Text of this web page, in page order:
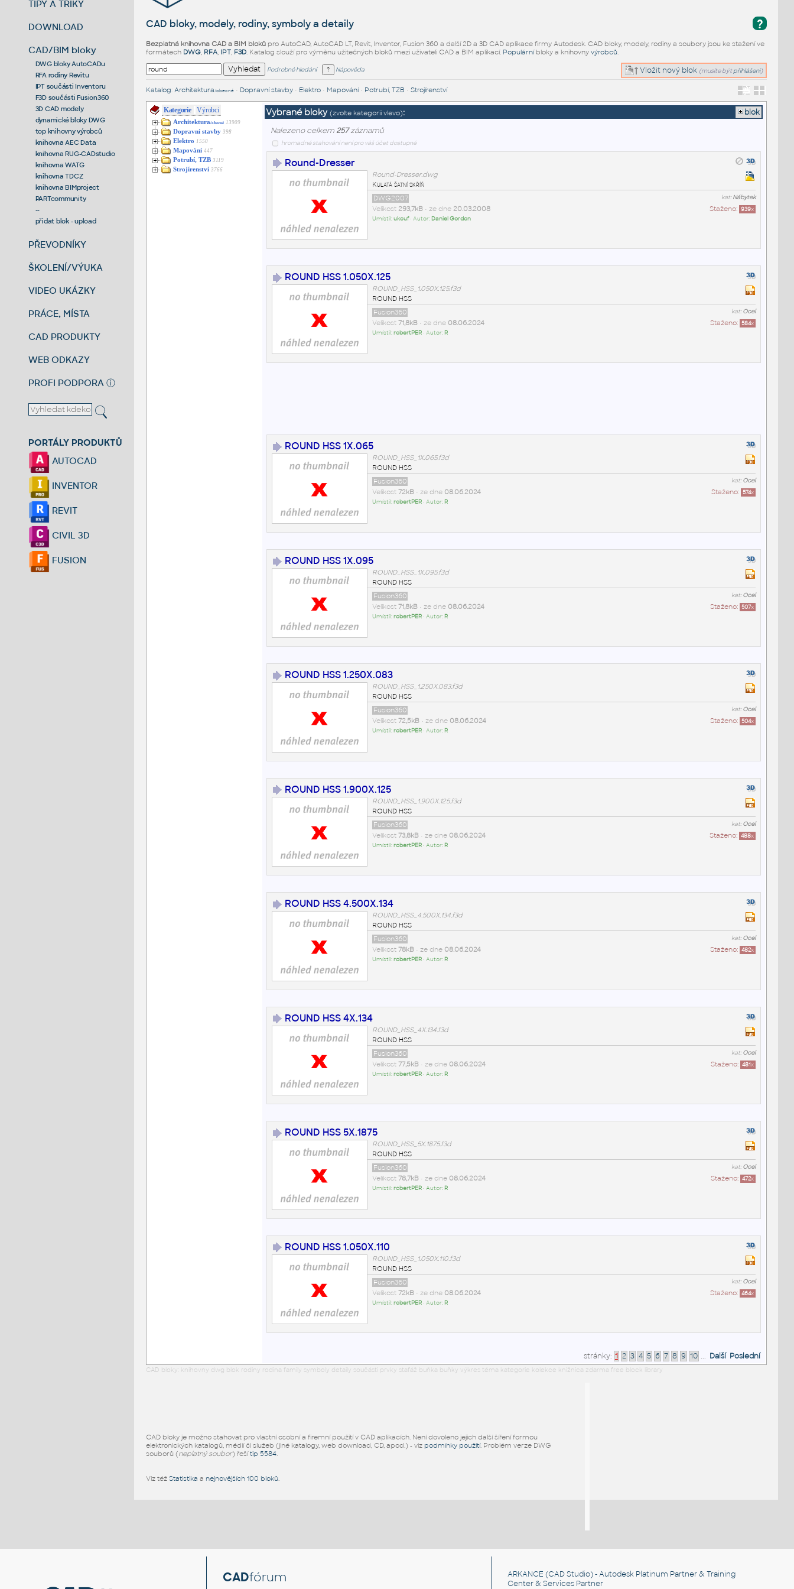
TIPY A TRIKY
DOWNLOAD
CAD/BIM bloky
DWG bloky AutoCADu
RFA rodiny Revitu
IPT součásti Inventoru
F3D součásti Fusion360
3D CAD modely
dynamické bloky DWG
top knihovny výrobců
knihovna AEC Data
knihovna RUG-CADstudio
knihovna WATG
knihovna TDCZ
knihovna BIMproject
PARTcommunity
--
přidat blok - upload
PŘEVODNÍKY
ŠKOLENÍ/VÝUKA
VIDEO UKÁZKY
PRÁCE, MÍSTA
CAD PRODUKTY
WEB ODKAZY
PROFI PODPORA ⓘ
PORTÁLY PRODUKTŮ
AUTOCAD
INVENTOR
REVIT
CIVIL 3D
FUSION
?
CAD bloky, modely, rodiny, symboly a detaily
Bezplatná knihovna CAD a BIM blokůpro AutoCAD, AutoCAD LT, Revit, Inventor, Fusion 360 a další 2D a 3D CAD aplikace firmy Autodesk. CAD bloky, modely, rodiny a soubory jsou ke stažení ve
formátech DWG, RFA, IPT, F3D. Katalog slouží pro výměnu užitečných bloků mezi uživateli CAD a BIM aplikací. Populárníbloky a knihovny výrobců.
Vložit nový blok (musíte být přihlášeni)
Podrobné hledání Nápověda
Katalog: Architektura /obecné• Dopravní stavby• Elektro• Mapování• Potrubí, TZB • Strojírenství
Kategorie Výrobci
Architektura/obecné 13909
Dopravní stavby 398
Elektro 1550
Mapování 447
Potrubí, TZB 3119
Strojírenství 3766
Vybrané bloky (zvolte kategorii vlevo):
blok
Nalezeno celkem 257záznamů
hromadné stahování není pro váš účet dostupné
Round-Dresser
Round-Dresser.dwg
Kulatá šatní skříň
kat:Nábytek
DWG2007
Staženo: 939x
Velikost 293,7kB• ze dne 20.03.2008
Umístil:ukcuf• Autor: Daniel Gordon
ROUND HSS 1.050X.125
ROUND_HSS_1.050X.125.f3d
ROUND HSS
kat:Ocel
Fusion360
Staženo: 584x
Velikost 71,8kB• ze dne 08.06.2024
Umístil:robertPER• Autor: R
ROUND HSS 1X.065
ROUND_HSS_1X.065.f3d
ROUND HSS
kat:Ocel
Fusion360
Staženo: 574x
Velikost 72kB• ze dne 08.06.2024
Umístil:robertPER• Autor: R
ROUND HSS 1X.095
ROUND_HSS_1X.095.f3d
ROUND HSS
kat:Ocel
Fusion360
Staženo: 507x
Velikost 71,8kB• ze dne 08.06.2024
Umístil:robertPER• Autor: R
ROUND HSS 1.250X.083
ROUND_HSS_1.250X.083.f3d
ROUND HSS
kat:Ocel
Fusion360
Staženo: 504x
Velikost 72,5kB• ze dne 08.06.2024
Umístil:robertPER• Autor: R
ROUND HSS 1.900X.125
ROUND_HSS_1.900X.125.f3d
ROUND HSS
kat:Ocel
Fusion360
Staženo: 488x
Velikost 73,8kB• ze dne 08.06.2024
Umístil:robertPER• Autor: R
ROUND HSS 4.500X.134
ROUND_HSS_4.500X.134.f3d
ROUND HSS
kat:Ocel
Fusion360
Staženo: 482x
Velikost 78kB• ze dne 08.06.2024
Umístil:robertPER• Autor: R
ROUND HSS 4X.134
ROUND_HSS_4X.134.f3d
ROUND HSS
kat:Ocel
Fusion360
Staženo: 481x
Velikost 77,5kB• ze dne 08.06.2024
Umístil:robertPER• Autor: R
ROUND HSS 5X.1875
ROUND_HSS_5X.1875.f3d
ROUND HSS
kat:Ocel
Fusion360
Staženo: 472x
Velikost 78,7kB• ze dne 08.06.2024
Umístil:robertPER• Autor: R
ROUND HSS 1.050X.110
ROUND_HSS_1.050X.110.f3d
ROUND HSS
kat:Ocel
Fusion360
Staženo: 464x
Velikost 72kB• ze dne 08.06.2024
Umístil:robertPER• Autor: R
stránky: 1 2 3 4 5 6 7 8 9 10 ... Další Poslední
CAD bloky: knihovny dwg blok rodiny rodina family symboly detaily součásti prvky stafáž buňka buňky výkres téma kategorie kolekce knižnica zdarma free block library
CAD bloky je možno stahovat pro vlastní osobní a firemní použití v CAD aplikacích. Není dovoleno jejich další šíření formou
elektronických katalogů, médií či služeb (jiné katalogy, web download, CD, apod.) - viz podmínky použití. Problém verze DWG
souborů (neplatný soubor) řešítip 5584.
Viz též Statistika a nejnovějších 100 bloků.
CADfórum ARKANCE (CAD Studio) - Autodesk Platinum Partner & Training
Center & Services Partner